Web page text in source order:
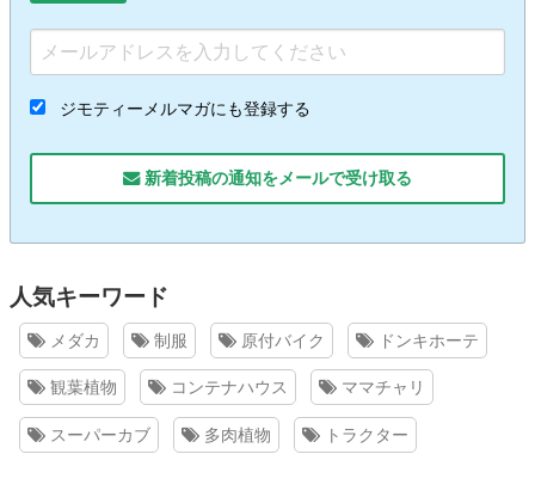
ジモティーメルマガにも登録する
新着投稿の通知をメールで受け取る
人気キーワード
メダカ 制服 原付バイク ドンキホーテ
観葉植物 コンテナハウス ママチャリ
スーパーカブ 多肉植物 トラクター